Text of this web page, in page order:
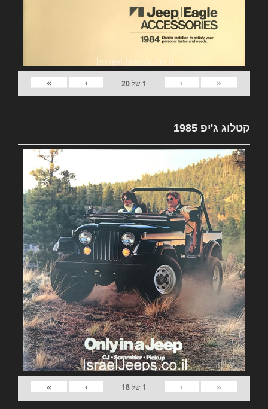
«
‹
1 של20
›
»
קטלוג ג'יפ 1985
«
‹
1 של18
›
»